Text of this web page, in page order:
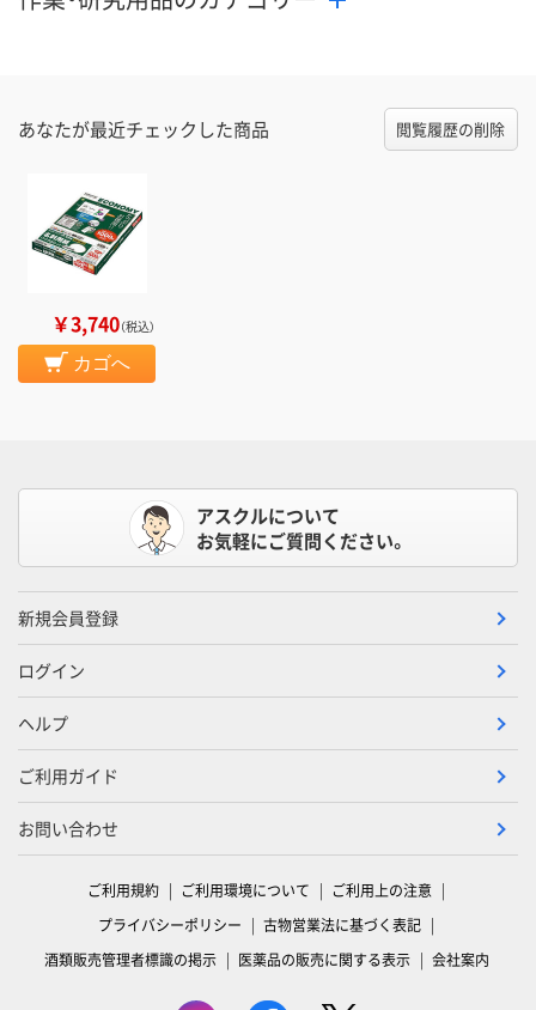
あなたが最近チェックした商品 閲覧履歴の削除
￥3,740（税込）
カゴへ
アスクルについて
お気軽にご質問ください。
新規会員登録
ログイン
ヘルプ
ご利用ガイド
お問い合わせ
ご利用規約 ご利用環境について
ご利用上の注意
プライバシーポリシー
古物営業法に基づく表記
酒類販売管理者標識の掲示
医薬品の販売に関する表示 会社案内